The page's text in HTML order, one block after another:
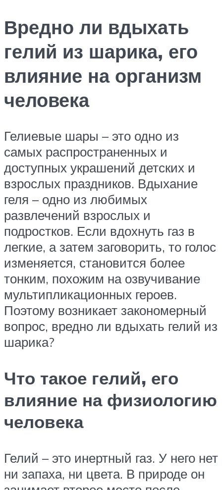
Вредно ли вдыхать
гелий из шарика, его
влияние на организм
человека
Гелиевые шары – это одно из
самых распространенных и
доступных украшений детских и
взрослых праздников. Вдыхание
геля – одно из любимых
развлечений взрослых и
подростков. Если вдохнуть газ в
легкие, а затем заговорить, то голос
изменяется, становится более
тонким, похожим на озвучивание
мультипликационных героев.
Поэтому возникает закономерный
вопрос, вредно ли вдыхать гелий из
шарика?
Что такое гелий, его
влияние на физиологию
человека
Гелий – это инертный газ. У него нет
ни запаха, ни цвета. В природе он